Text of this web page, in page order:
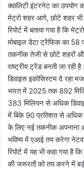
क्वालिटी इंटरनेट का उपयोग
मेट्रो शहर आगे, छोटे शहर भी
रिपोर्ट में बताया गया है कि
मोबाइल डेटा ट्रैफिक का 58
तकनीक तेजी से छोटे शहरों
राष्ट्रीय ट्रेंड बनती जा रही है।
डिवाइस इकोसिस्टम दे रहा
भारत में 2025 तक 892
383 मिलियन से अधिक
में बिके 90 प्रतिशत से अधिक
के लिए नई तकनीक अपनाना
भविष्य में एआई तय करेगा
रिपोर्ट में यह भी कहा गया
की जरूरतों को तय करने में